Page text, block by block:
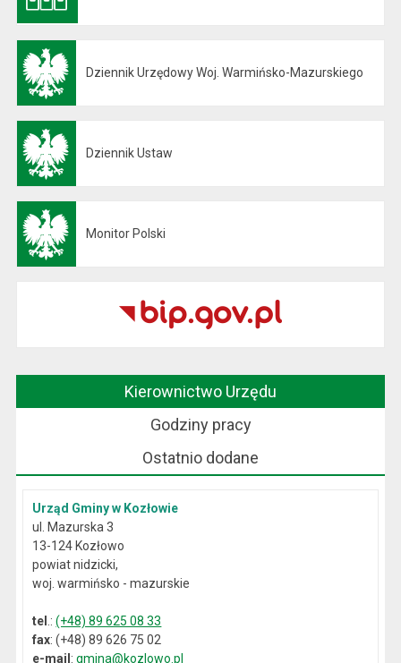
Dziennik Urzędowy Woj. Warmińsko-Mazurskiego
Dziennik Ustaw
Monitor Polski
Kierownictwo Urzędu
Godziny pracy
Ostatnio dodane
Urząd Gminy w Kozłowie
ul. Mazurska 3
13-124 Kozłowo
powiat nidzicki,
woj. warmińsko - mazurskie
tel .:(+48) 89 625 08 33
fax: (+48) 89 626 75 02
e-mail:gmina@kozlowo.pl